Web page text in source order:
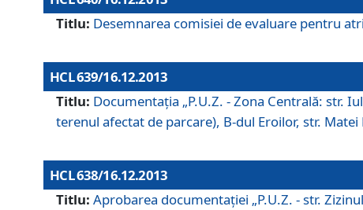
Titlu: Desemnarea comisiei de evaluare pentru
HCL 639/16.12.2013
Titlu: Documentaţia „P.U.Z. - Zona Centrală: str.
terenul afectat de parcare), B-dul Eroilor, str.
HCL 638/16.12.2013
Titlu: Aprobarea documentaţiei „P.U.Z. - str.